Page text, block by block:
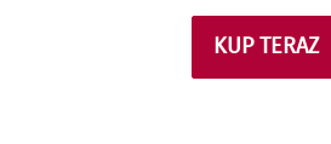
KUP TERAZ